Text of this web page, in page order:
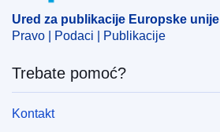
Ured za publikacije Europske unije
Pravo | Podaci | Publikacije
Trebate pomoć?
Kontakt